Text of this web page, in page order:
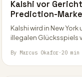
Kalshi vor
Prediction-
Kalshi wird in New
illegalen Glücksspiels
wie Polystrat…
By Marcus Okafor·20 min